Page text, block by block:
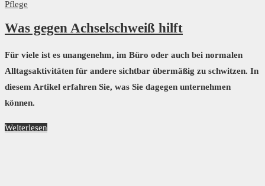
Pflege
Was gegen Achselschweiß hilft
Für viele ist es unangenehm, im Büro oder auch bei normalen
Alltagsaktivitäten für andere sichtbar übermäßig zu schwitzen. In
diesem Artikel erfahren Sie, was Sie dagegen unternehmen
können.
Weiterlesen